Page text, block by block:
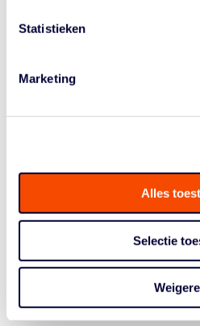
Statistieken
Marketing
Alles
Selectie
kwam op de eerste dag
Orange Lions nog tegen
aanmerking te komen voor de
laatste groepswedstrijd van
mannen nu zondag om 12.25